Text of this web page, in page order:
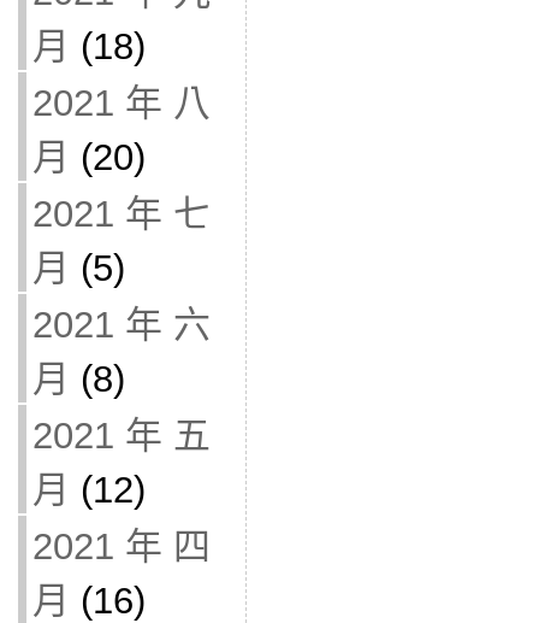
月 (18)
2021 年 八
月 (20)
2021 年 七
月 (5)
2021 年 六
月 (8)
2021 年 五
月 (12)
2021 年 四
月 (16)